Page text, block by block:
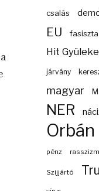
csalás
EU fasiszta
Hit
járvány
magyar
NER
Orbán
pénz
Szijjártó